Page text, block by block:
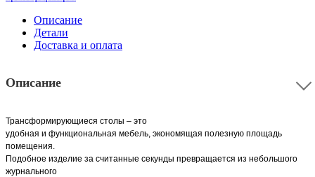
Описание
Детали
Доставка и оплата
Описание
Трансформирующиеся столы – это
удобная и функциональная мебель, экономящая полезную площадь
помещения.
Подобное изделие за считанные секунды превращается из небольшого
журнального